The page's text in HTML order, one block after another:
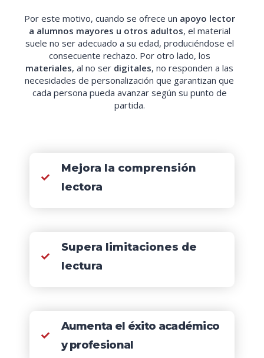
Por este motivo, cuando se ofrece un apoyo lector
a alumnos mayores u otros adultos, el material
suele no ser adecuado a su edad, produciéndose el
consecuente rechazo. Por otro lado, los
materiales, al no ser digitales, no responden a las
necesidades de personalización que garantizan que
cada persona pueda avanzar según su punto de
partida.
Mejora la comprensión
lectora
Supera limitaciones de
lectura
Aumenta el éxito académico
y profesional